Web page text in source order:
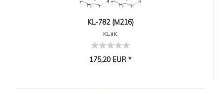
KL-782 (M216)
KLiiK
175,20 EUR *